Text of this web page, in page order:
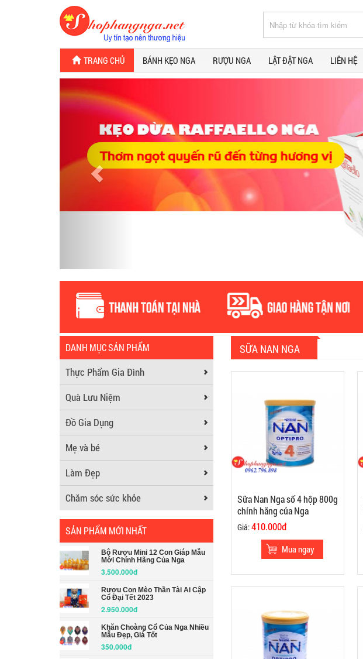
TRANG CHỦ BÁNH KẸO NGA RƯỢU NGA LẬT ĐẬT NGA LIÊN HỆ
DANH MỤC SẢN PHẨM
Thực Phẩm Gia Đình
Quà Lưu Niệm
Đồ Gia Dụng
Mẹ và bé
Làm Đẹp
Chăm sóc sức khỏe
SẢN PHẨM MỚI NHẤT
Bộ Rượu Mini 12 Con Giáp Mẫu
Mới Chính Hãng Của Nga
3.500.000đ
Rượu Con Mèo Thần Tài Ai Cập
Cổ Đại Tết 2023
2.950.000đ
Khăn Choàng Cổ Của Nga Nhiều
Mẫu Đẹp, Giá Tốt
350.000đ
SỮA NAN NGA
Sữa Nan Nga số 4 hộp 800g
chính hãng của Nga
Giá:410.000đ